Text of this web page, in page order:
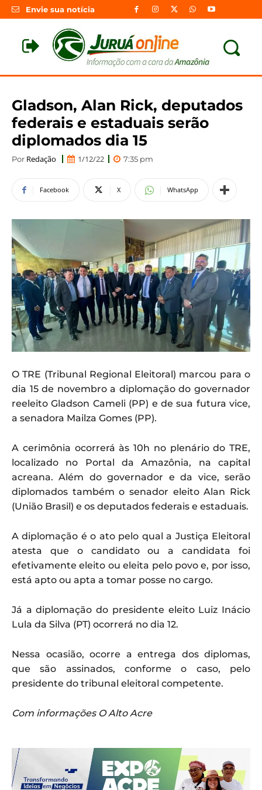
Envie sua notícia
Gladson, Alan Rick, deputados
federais e estaduais serão
diplomados dia 15
Por Redação 1/12/22 7:35 pm
Facebook X WhatsApp
O TRE (Tribunal Regional Eleitoral) marcou para o
dia 15 de novembro a diplomação do governador
reeleito Gladson Cameli (PP) e de sua futura vice,
a senadora Mailza Gomes (PP).
A cerimônia ocorrerá às 10h no plenário do TRE,
localizado no Portal da Amazônia, na capital
acreana. Além do governador e da vice, serão
diplomados também o senador eleito Alan Rick
(União Brasil) e os deputados federais e estaduais.
A diplomação é o ato pelo qual a Justiça Eleitoral
atesta que o candidato ou a candidata foi
efetivamente eleito ou eleita pelo povo e, por isso,
está apto ou apta a tomar posse no cargo.
Já a diplomação do presidente eleito Luiz Inácio
Lula da Silva (PT) ocorrerá no dia 12.
Nessa ocasião, ocorre a entrega dos diplomas,
que são assinados, conforme o caso, pelo
presidente do tribunal eleitoral competente.
Com informações O Alto Acre